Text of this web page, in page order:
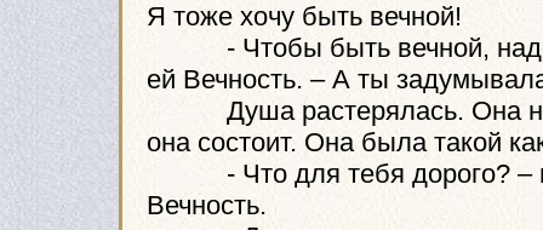
Я тоже хочу быть вечной!
- Чтобы быть вечной, надо
ей Вечность. – А ты
Душа растерялась. Она
она состоит. Она была такой
- Что для тебя дорого? –
Вечность.